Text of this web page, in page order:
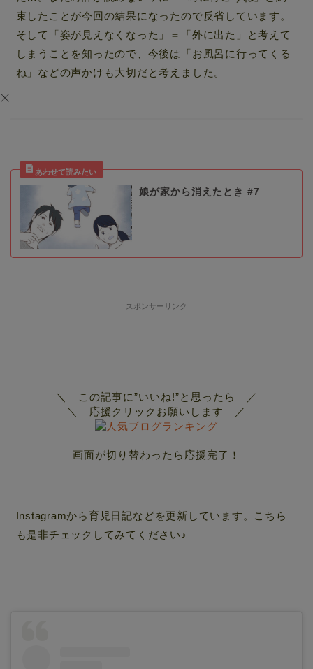
束したことが今回の結果になったので反省しています。
そして「姿が見えなくなった」＝「外に出た」と考えて
しまうことを知ったので、今後は「お風呂に行ってくる
ね」などの声かけも大切だと考えました。
娘が家から消えたとき #7
スポンサーリンク
＼ この記事に”いいね!”と思ったら ／
＼ 応援クリックお願いします ／
画面が切り替わったら応援完了！
Instagramから育児日記などを更新しています。こちら
も是非チェックしてみてください♪